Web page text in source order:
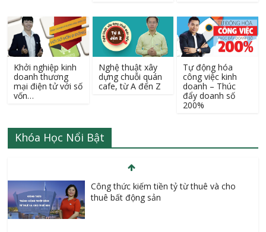
Khởi nghiệp kinh
doanh thương
mại điện tử với số
vốn…
Nghệ thuật xây
dựng chuỗi quán
cafe, từ A đến Z
Tự động hóa
công việc kinh
doanh – Thúc
đẩy doanh số
200%
Khóa Học Nổi Bật
Công thức kiếm tiền tỷ từ thuê và cho
thuê bất động sản